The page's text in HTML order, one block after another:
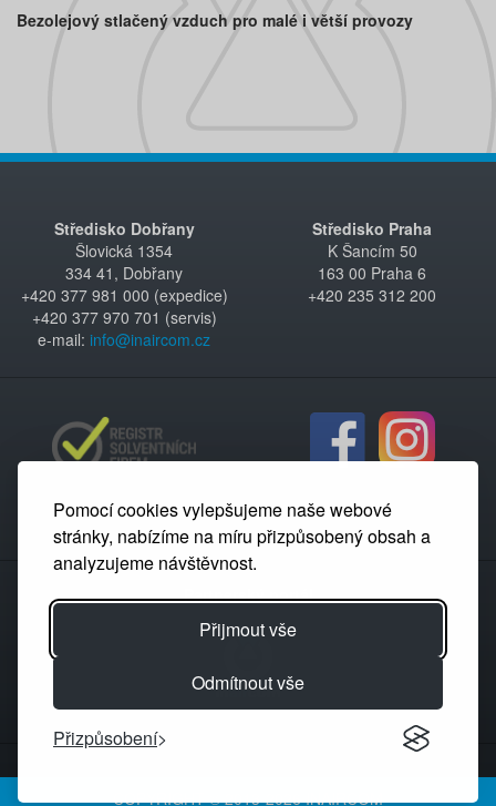
Pomocí cookies vylepšujeme naše webové
stránky, nabízíme na míru přizpůsobený obsah a
analyzujeme návštěvnost.
Přijmout vše
Odmítnout vše
Přizpůsobení
Bezolejový stlačený vzduch pro malé i větší provozy
Středisko Dobřany
Šlovická 1354
334 41, Dobřany
+420 377 981 000 (expedice)
+420 377 970 701 (servis)
e-mail: info@inaircom.cz
Středisko Praha
K Šancím 50
163 00 Praha 6
+420 235 312 200
Partnerský portál
COPYRIGHT © 2013-2026 INAIRCOM